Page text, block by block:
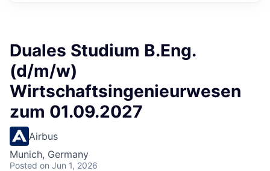
Duales Studium B.Eng.
(d/m/w)
Wirtschaftsingenieurwesen
zum 01.09.2027
Airbus
Munich, Germany
Posted on Jun 1, 2026